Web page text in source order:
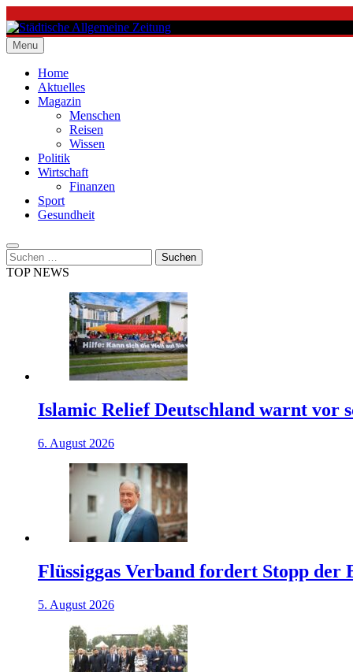
to
content
Städtische Allgemeine Zeitung
Menu
Home
Aktuelles
Magazin
Menschen
Reisen
Wissen
Politik
Wirtschaft
Finanzen
Sport
Gesundheit
Suchen
nach:
TOP NEWS
Islamic Relief Deutschland warnt vor
6. August 2026
Flüssiggas Verband fordert Stopp
5. August 2026